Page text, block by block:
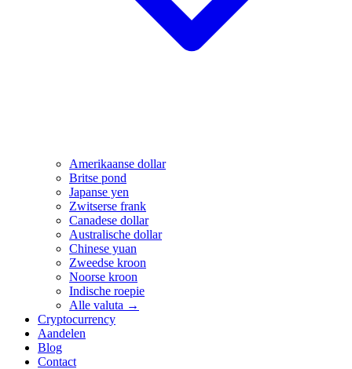
Amerikaanse dollar
Britse pond
Japanse yen
Zwitserse frank
Canadese dollar
Australische dollar
Chinese yuan
Zweedse kroon
Noorse kroon
Indische roepie
Alle valuta →
Cryptocurrency
Aandelen
Blog
Contact